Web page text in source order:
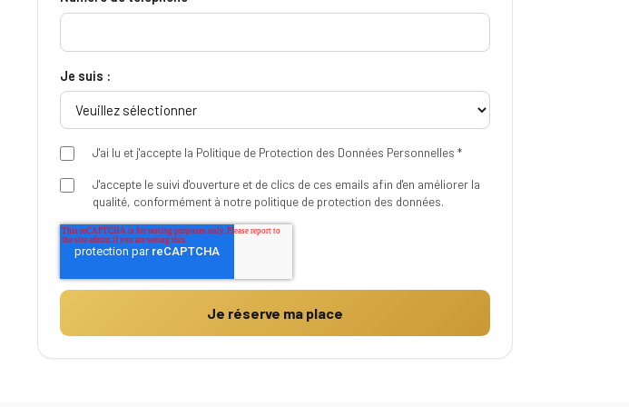
Je suis :
J'ai lu et j'accepte la Politique de Protection des Données Personnelles *
J'accepte le suivi d'ouverture et de clics de ces emails afin d'en améliorer la
qualité, conformément à notre politique de protection des données.